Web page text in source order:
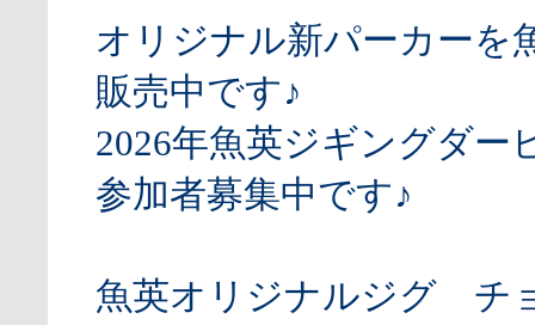
オリジナル新パーカーを
販売中です♪
2026年魚英ジギングダー
参加者募集中です♪
魚英オリジナルジグ チ